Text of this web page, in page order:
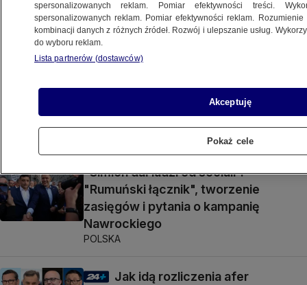
Tak za rządów PiS "uruchamiano całe
instrumentarium represji". Jest raport
POLSKA
Skąd pieniądze na "polski SAFE"? Trzy
"Simion dał ludzi od sociali".
"Rumuński łącznik", tworzenie
zasięgów i pytania o kampanię
Nawrockiego
POLSKA
Jak idą rozliczenia afer
spersonalizowanych reklam. Pomiar efektywności treści.
spersonalizowanych reklam. Pomiar efektywności reklam.
kombinacji danych z różnych źródeł. Rozwój i ulepszanie usług.
do wyboru reklam.
Lista partnerów (dostawców)
Akceptuję
Pokaż cele